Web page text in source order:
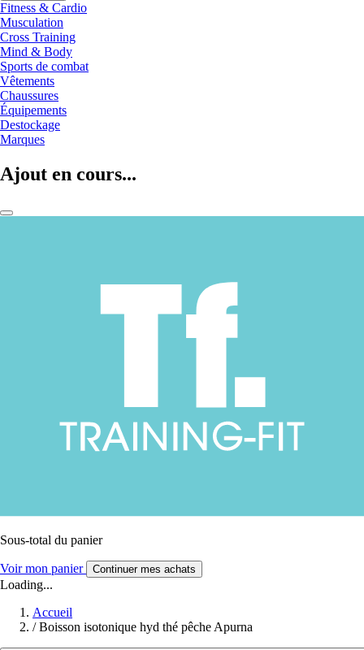
Fitness & Cardio
Musculation
Cross Training
Mind & Body
Sports de combat
Vêtements
Chaussures
Équipements
Destockage
Marques
Ajout en cours...
Sous-total du panier
Voir mon panier Continuer mes achats
Loading...
Accueil
/ Boisson isotonique hyd thé pêche Apurna